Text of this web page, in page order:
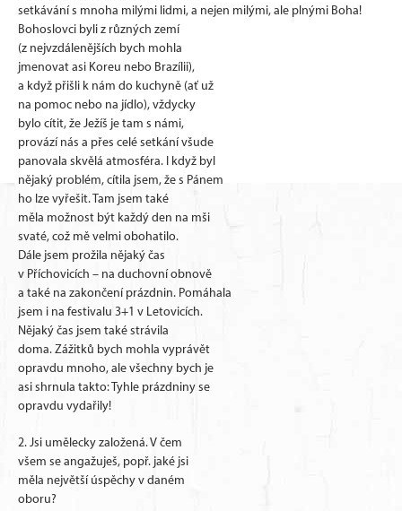
setkávání s mnoha milými lidmi, a nejen milými, ale plnými Boha!
Bohoslovci byli z různých zemí
(z nejvzdálenějších bych mohla
jmenovat asi Koreu nebo Brazílii),
a když přišli k nám do kuchyně (ať už
na pomoc nebo na jídlo), vždycky
bylo cítit, že Ježíš je tam s námi,
provází nás a přes celé setkání všude
panovala skvělá atmosféra. I když byl
nějaký problém, cítila jsem, že s Pánem
ho lze vyřešit. Tam jsem také
měla možnost být každý den na mši
svaté, což mě velmi obohatilo.
Dále jsem prožila nějaký čas
v Příchovicích – na duchovní obnově
a také na zakončení prázdnin. Pomáhala
jsem i na festivalu 3+1 v Letovicích.
Nějaký čas jsem také strávila
doma. Zážitků bych mohla vyprávět
opravdu mnoho, ale všechny bych je
asi shrnula takto: Tyhle prázdniny se
opravdu vydařily!
2. Jsi umělecky založená. V čem
všem se angažuješ, popř. jaké jsi
měla největší úspěchy v daném
oboru?